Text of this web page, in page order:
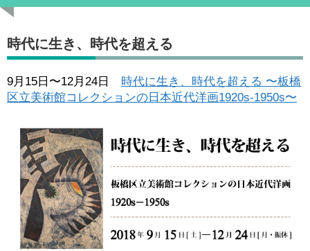
時代に生き、時代を超える
9月15日〜12月24日 時代に生き、時代を超える 〜板橋
区立美術館コレクションの日本近代洋画1920s-1950s〜